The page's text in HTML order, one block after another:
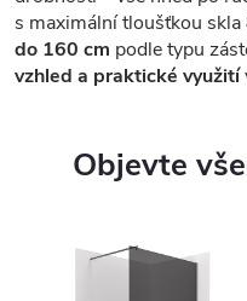
s maximální tloušťkou skla
do 160 cm podle typu
vzhled a praktické využití
Objevte